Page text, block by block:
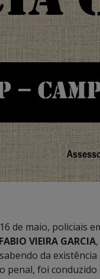
de maio, policiais
FABIO VIEIRA GARCIA
da
penal, foi